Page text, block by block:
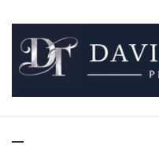
David
Fotograf pro chvíle, na kterých